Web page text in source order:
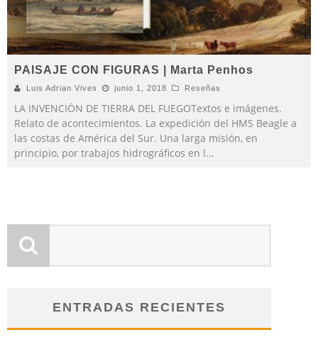
PAISAJE CON FIGURAS | Marta Penhos
Luis Adrian Vives junio 1, 2018 Reseñas
LA INVENCIÓN DE TIERRA DEL FUEGOTextos e imágenes.
Relato de acontecimientos. La expedición del HMS Beagle a
las costas de América del Sur. Una larga misión, en
principio, por trabajos hidrográficos en l...
ENTRADAS RECIENTES